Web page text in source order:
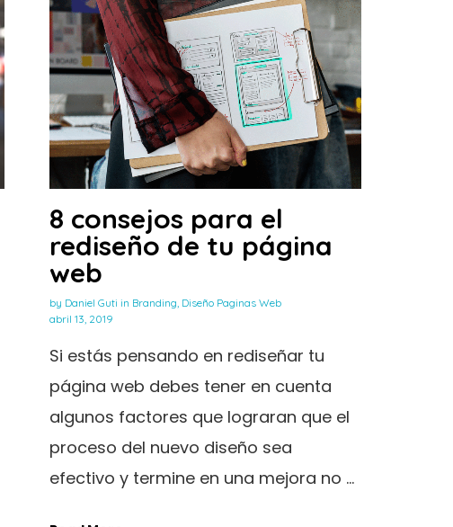
8 consejos para el
rediseño de tu página
web
by Daniel Guti in Branding, Diseño Paginas Web
abril 13, 2019
Si estás pensando en rediseñar tu
página web debes tener en cuenta
algunos factores que lograran que el
proceso del nuevo diseño sea
efectivo y termine en una mejora no ...